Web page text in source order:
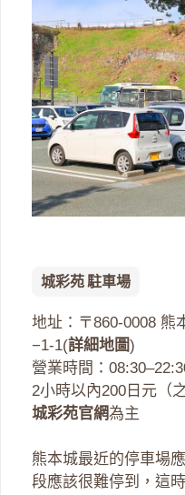
城彩苑 駐車場
地址：〒860-0008 熊
−1-1(詳細地圖)
營業時間：
2小時以內200日元（
城彩苑官網為主
熊本城最近的停車場
段應該很難停到，這